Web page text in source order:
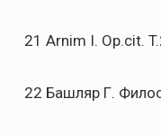
21 Arnim I. Op.cit.
22 Башляр Г.